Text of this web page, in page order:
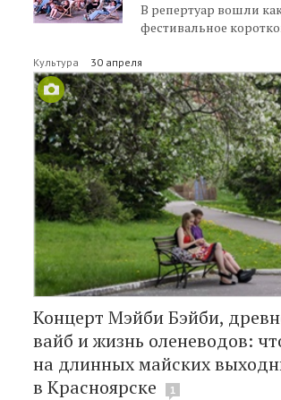
В репертуар вошли
фестивальное
Культура 30 апреля
Концерт Мэйби Бэйби,
вайб и жизнь оленеводов:
на длинных майских
в Красноярске
1